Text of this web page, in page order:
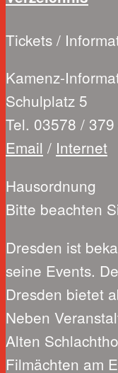
Tickets /
Kamenz-
Schulplatz 5
Tel. 03578 /
Email / Internet
Hausordnung
Bitte beachten
Dresden ist
seine Events.
Dresden bietet
Neben
Alten
Filmächten am